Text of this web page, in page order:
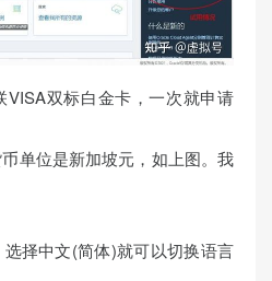
双标白金卡，一次就申请
单位是新加坡元，如上图。我
择中文(简体)就可以切换语言